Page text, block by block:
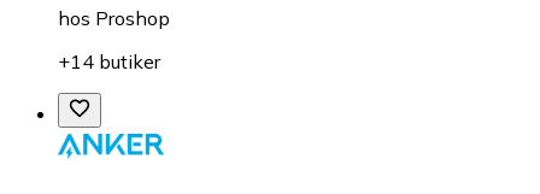
hos Proshop
+14 butiker